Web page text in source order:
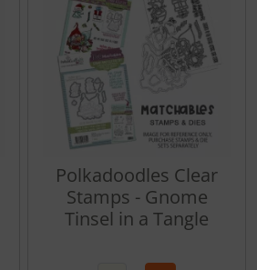
Polkadoodles Clear
Stamps - Gnome
Tinsel in a Tangle